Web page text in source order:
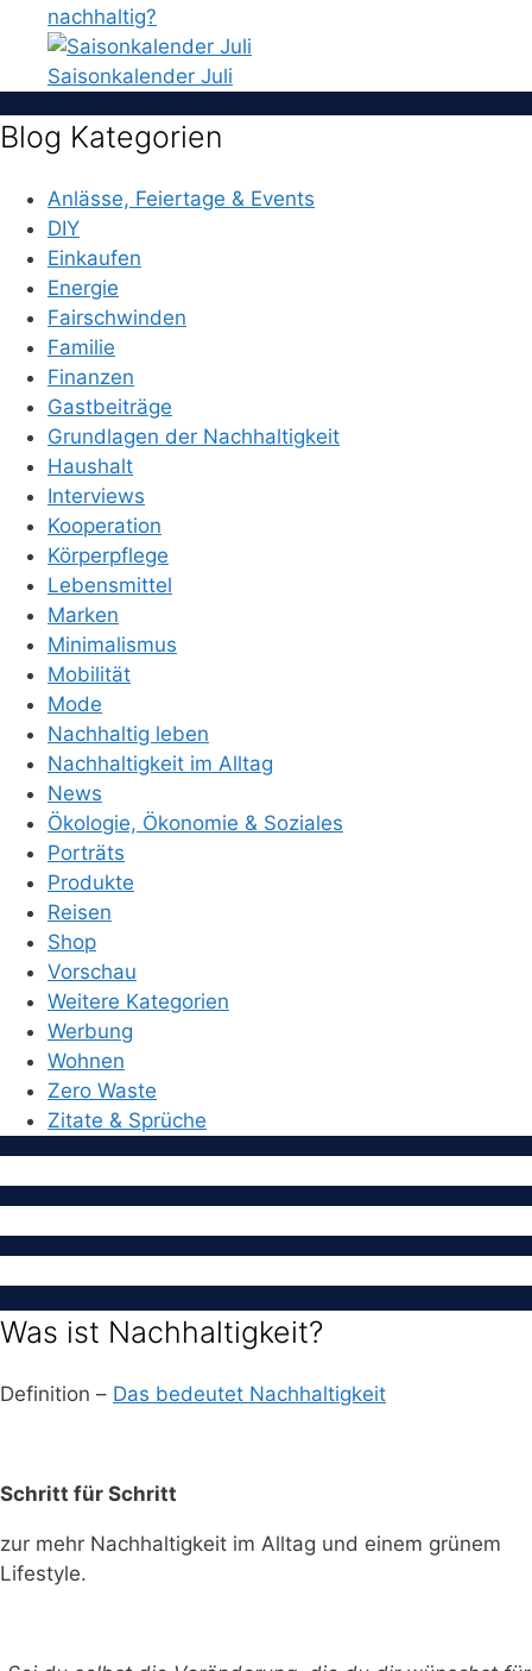
nachhaltig?
Saisonkalender Juli
Blog Kategorien
Anlässe, Feiertage & Events
DIY
Einkaufen
Energie
Fairschwinden
Familie
Finanzen
Gastbeiträge
Grundlagen der Nachhaltigkeit
Haushalt
Interviews
Kooperation
Körperpflege
Lebensmittel
Marken
Minimalismus
Mobilität
Mode
Nachhaltig leben
Nachhaltigkeit im Alltag
News
Ökologie, Ökonomie & Soziales
Porträts
Produkte
Reisen
Shop
Vorschau
Weitere Kategorien
Werbung
Wohnen
Zero Waste
Zitate & Sprüche
Was ist Nachhaltigkeit?
Definition – Das bedeutet Nachhaltigkeit
Schritt für Schritt
zur mehr Nachhaltigkeit im Alltag und einem grünem
Lifestyle.